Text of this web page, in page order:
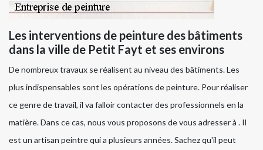
Les interventions de peinture des bâtiments
dans la ville de Petit Fayt et ses environs
De nombreux travaux se réalisent au niveau des bâtiments. Les
plus indispensables sont les opérations de peinture. Pour réaliser
ce genre de travail, il va falloir contacter des professionnels en la
matière. Dans ce cas, nous vous proposons de vous adresser à . Il
est un artisan peintre qui a plusieurs années. Sachez qu'il peut